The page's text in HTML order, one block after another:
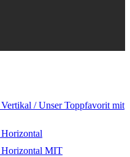
/ Unser Toppfavorit mit
MIT